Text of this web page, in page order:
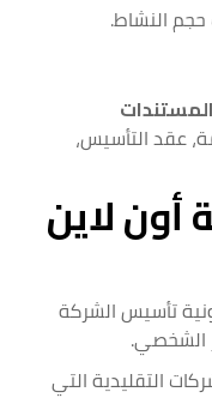
النشاط.
عقد التأسيس،
لاين
تأسيس الشركة
الشخصي.
التقليدية التي